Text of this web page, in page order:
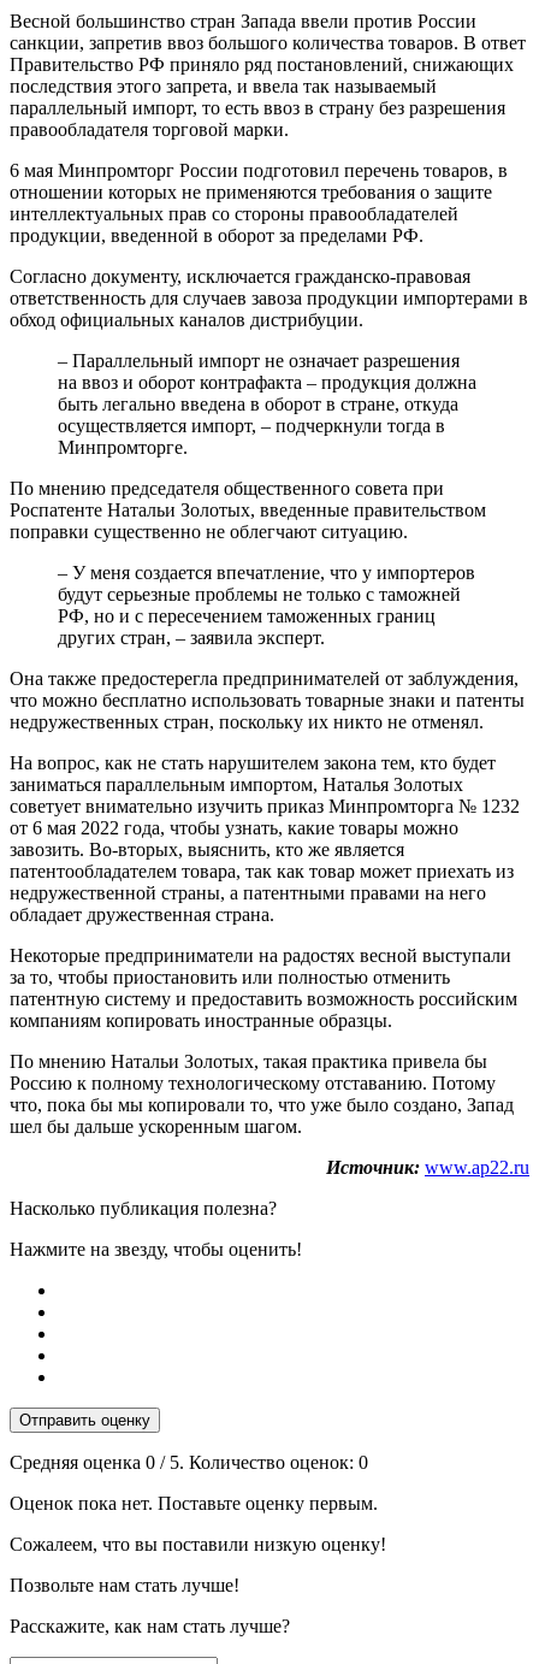
Весной большинство стран Запада ввели против России
санкции, запретив ввоз большого количества товаров. В ответ
Правительство РФ приняло ряд постановлений, снижающих
последствия этого запрета, и ввела так называемый
параллельный импорт, то есть ввоз в страну без разрешения
правообладателя торговой марки.
6 мая Минпромторг России подготовил перечень товаров, в
отношении которых не применяются требования о защите
интеллектуальных прав со стороны правообладателей
продукции, введенной в оборот за пределами РФ.
Согласно документу, исключается гражданско-правовая
ответственность для случаев завоза продукции импортерами в
обход официальных каналов дистрибуции.
– Параллельный импорт не означает разрешения
на ввоз и оборот контрафакта – продукция должна
быть легально введена в оборот в стране, откуда
осуществляется импорт, – подчеркнули тогда в
Минпромторге.
По мнению председателя общественного совета при
Роспатенте Натальи Золотых, введенные правительством
поправки существенно не облегчают ситуацию.
– У меня создается впечатление, что у импортеров
будут серьезные проблемы не только с таможней
РФ, но и с пересечением таможенных границ
других стран, – заявила эксперт.
Она также предостерегла предпринимателей от заблуждения,
что можно бесплатно использовать товарные знаки и патенты
недружественных стран, поскольку их никто не отменял.
На вопрос, как не стать нарушителем закона тем, кто будет
заниматься параллельным импортом, Наталья Золотых
советует внимательно изучить приказ Минпромторга № 1232
от 6 мая 2022 года, чтобы узнать, какие товары можно
завозить. Во-вторых, выяснить, кто же является
патентообладателем товара, так как товар может приехать из
недружественной страны, а патентными правами на него
обладает дружественная страна.
Некоторые предприниматели на радостях весной выступали
за то, чтобы приостановить или полностью отменить
патентную систему и предоставить возможность российским
компаниям копировать иностранные образцы.
По мнению Натальи Золотых, такая практика привела бы
Россию к полному технологическому отставанию. Потому
что, пока бы мы копировали то, что уже было создано, Запад
шел бы дальше ускоренным шагом.
Источник: www.ap22.ru
Насколько публикация полезна?
Нажмите на звезду, чтобы оценить!
Отправить оценку
Средняя оценка 0 / 5. Количество оценок: 0
Оценок пока нет. Поставьте оценку первым.
Сожалеем, что вы поставили низкую оценку!
Позвольте нам стать лучше!
Расскажите, как нам стать лучше?